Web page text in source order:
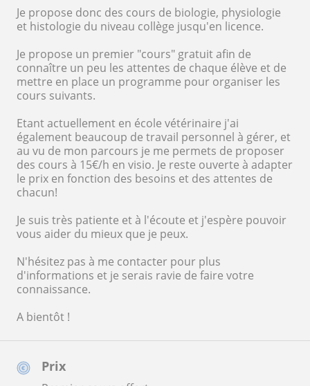
Prix
Je propose donc des cours de biologie, physiologie
et histologie du niveau collège jusqu'en licence.
Je propose un premier "cours" gratuit afin de
connaître un peu les attentes de chaque élève et de
mettre en place un programme pour organiser les
cours suivants.
Etant actuellement en école vétérinaire j'ai
également beaucoup de travail personnel à gérer, et
au vu de mon parcours je me permets de proposer
des cours à 15€/h en visio. Je reste ouverte à adapter
le prix en fonction des besoins et des attentes de
chacun!
Je suis très patiente et à l'écoute et j'espère pouvoir
vous aider du mieux que je peux.
N'hésitez pas à me contacter pour plus
d'informations et je serais ravie de faire votre
connaissance.
A bientôt !